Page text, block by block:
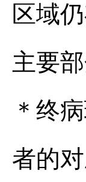
区域
主要
＊终
者的